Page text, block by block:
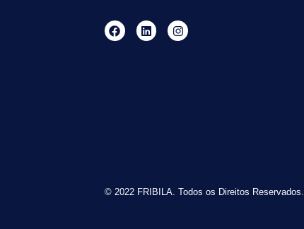
© 2022 FRIBILA. Todos os Direitos Reservados.